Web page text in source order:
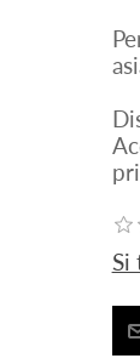
Si